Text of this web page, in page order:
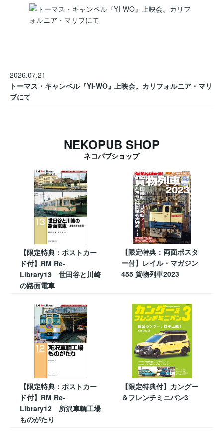
2026.07.21
トーマス・キャンベル『YI-WO』上映会。カリフォルニア・マリ
ブにて
NEKOPUB SHOP
ネコパブショップ
【限定特典：ポストカー
ド付】RM Re-
Library13 世田谷と川崎
の路面電車
【限定特典：両面ポスタ
ー付】レイル・マガジン
455 貨物列車2023
【限定特典：ポストカー
ド付】RM Re-
Library12 所沢車輌工場
ものがたり
【限定特典付】カングー
＆フレンチミニバン3